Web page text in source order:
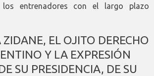
entrenadores con el largo plazo
ZIDANE, EL OJITO DERECHO
Y LA EXPRESIÓN
SU PRESIDENCIA, DE SU